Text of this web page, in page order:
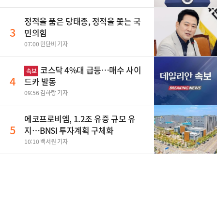
3
정적을 품은 당태종, 정적을 쫓는 국
민의힘
07:00 민단비 기자
4
속보 코스닥 4%대 급등…매수 사이
드카 발동
09:56 김하랑 기자
5
에코프로비엠, 1.2조 유증 규모 유
지…BNSI 투자계획 구체화
10:10 백서원 기자